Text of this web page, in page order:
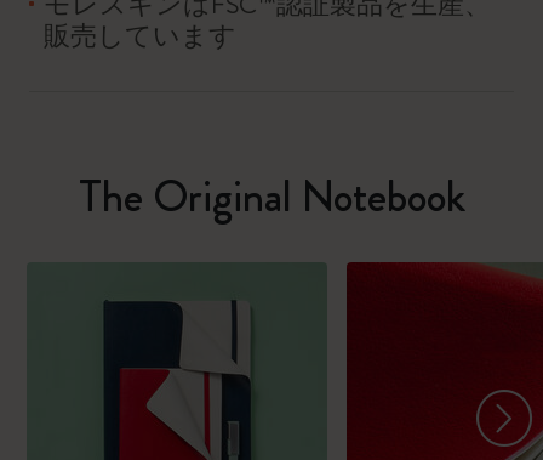
販売しています
The Original Notebook